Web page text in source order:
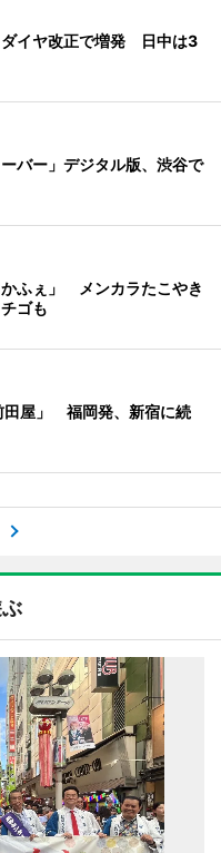
ダイヤ改正で増発 日中は3
バー」デジタル版、渋谷で
ふぇ」 メンカラたこやき
ゴも
田屋」 福岡発、新宿に続